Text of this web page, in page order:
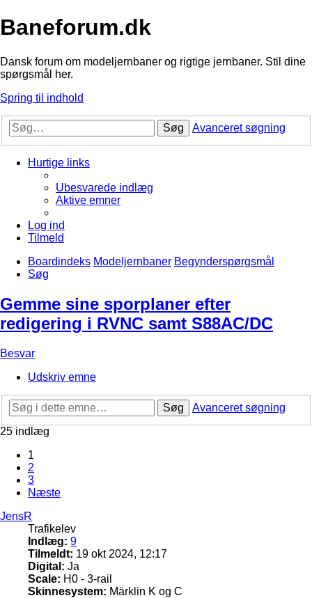
Baneforum.dk
Dansk forum om modeljernbaner og rigtige jernbaner. Stil dine
spørgsmål her.
Spring til indhold
Søg Avanceret søgning
Hurtige links
Ubesvarede indlæg
Aktive emner
Log ind
Tilmeld
Boardindeks Modeljernbaner Begynderspørgsmål
Søg
Gemme sine sporplaner efter
redigering i RVNC samt S88AC/DC
Besvar
Udskriv emne
Søg
Avanceret søgning
25 indlæg
1
2
3
Næste
JensR
Trafikelev
Indlæg: 9
Tilmeldt: 19 okt 2024, 12:17
Digital: Ja
Scale: H0 - 3-rail
Skinnesystem: Märklin K og C